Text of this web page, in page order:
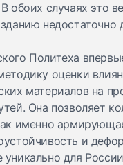
обоих случаях это
недостаточно
Политеха
оценки
материалов на
Она позволяет
именно
и
уникально для